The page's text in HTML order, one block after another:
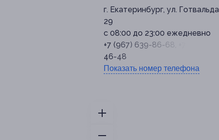
г. Екатеринбург, ул.
29
с 08:00 до 23:00 ежедневно
+7 (967) 639-86-68, +7 (922)
46-48
Показать номер телефона